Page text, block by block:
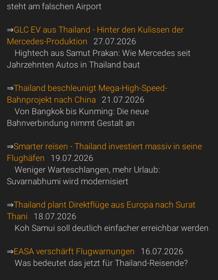
steht am falschen Airport
⇒GLC EV aus Thailand - Hinter den Kulissen der
Mercedes-Produktion 27.07.2026
Hightech aus Samut Prakan: Wie Mercedes seit
Jahrzehnten Autos in Thailand baut
⇒Thailand beschleunigt Mega-High-Speed-
Bahnprojekt nach China 21.07.2026
Von Bangkok bis Kunming: Die neue
Bahnverbindung nimmt Gestalt an
⇒Smarter reisen - Thailand investiert massiv in seine
Flughäfen 19.07.2026
Weniger Warteschlangen, mehr Urlaub:
Suvarnabhumi wird modernisiert
⇒Thailand plant Direktflüge aus Europa nach Surat
Thani 18.07.2026
Koh Samui soll deutlich einfacher erreichbar werden
⇒EASA verschärft Flugwarnungen 16.07.2026
Was bedeutet das jetzt für Thailand-Reisende?